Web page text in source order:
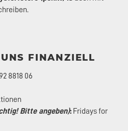
FINANZIELL
8818 06
Bitte angeben): Fridays for